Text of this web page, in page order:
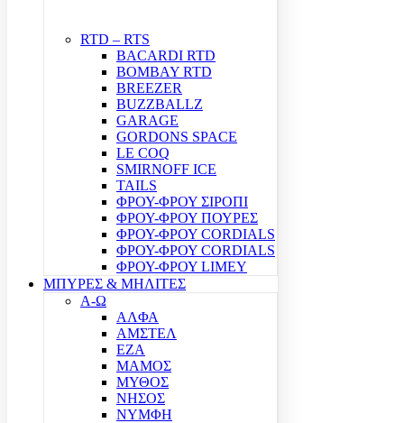
RTD – RTS
BACARDI RTD
BOMBAY RTD
BREEZER
BUZZBALLZ
GARAGE
GORDONS SPACE
LE COQ
SMIRNOFF ICE
TAILS
ΦΡΟΥ-ΦΡΟΥ ΣΙΡΟΠΙ
ΦΡΟΥ-ΦΡΟΥ ΠΟΥΡΕΣ
ΦΡΟΥ-ΦΡΟΥ CORDIALS
ΦΡΟΥ-ΦΡΟΥ CORDIALS
ΦΡΟΥ-ΦΡΟΥ LIMEY
ΜΠΥΡΕΣ & ΜΗΛΙΤΕΣ
Α-Ω
ΑΛΦΑ
ΑΜΣΤΕΛ
ΕΖΑ
ΜΑΜΟΣ
ΜΥΘΟΣ
ΝΗΣΟΣ
ΝΥΜΦΗ